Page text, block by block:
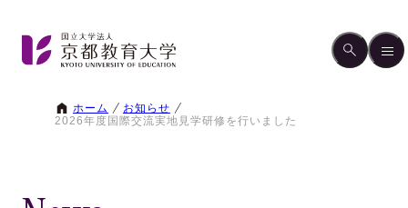
ホーム
お知らせ
2026年度国際交流実地見学研修を行いました